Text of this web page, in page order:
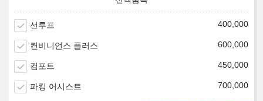
선루프 400,000
컨비니언스 플러스 600,000
컴포트 450,000
파킹 어시스트 700,000